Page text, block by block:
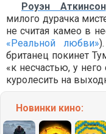
Роуэн Аткинсон
милого дурачка
не считая камео в
«Реальной любви»
британец покинет
«к несчастью, у него
куролесить на
Новинки кино: